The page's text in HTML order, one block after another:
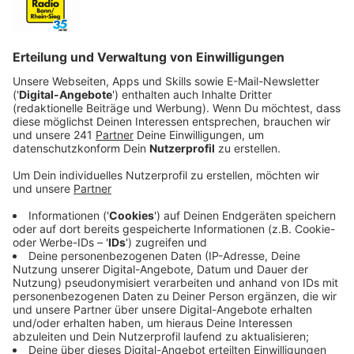
Ein deutsch-französisches Pärchen ist aus seinen
ursprünglichen Berufen ausgebrochen, hat einen
französischen Bäcker engagiert und beschlossen, ein
bisschen Pariser Flair nach Bonn zu bringen. Der Duft
der französischen Brote und Teilchen weht unserer
Gastrobloggerin Karin Krubeck schon von außen um die
Nase. Nach dem Betreten steht sie vor einer riesigen
Theke, die alles beinhaltet, was so eine Boulangerie in
Frankreich braucht.
Das Baguette wird prominent präsentiert, umrahmt
von Croissants, Schokocroissants und vielen kleinen
Tartes und Küchlein.
Alle Mitarbeiter waren für kurze Zeit in französischen